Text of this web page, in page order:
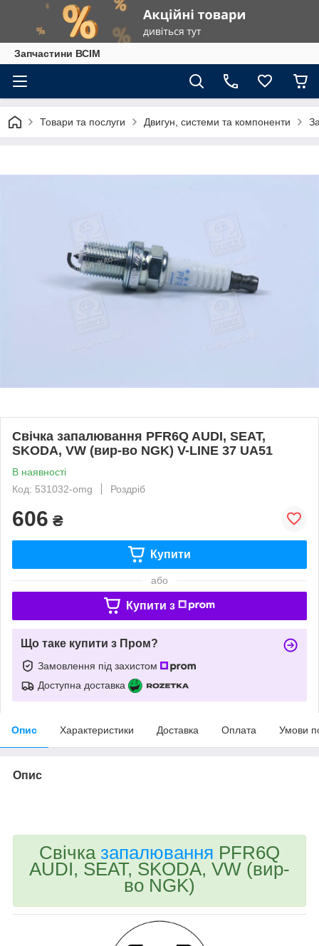
Запчастини ВСІМ
Товари та послуги Двигун, системи та компоненти
Свічка запалювання PFR6Q AUDI, SEAT,
SKODA, VW (вир-во NGK) V-LINE 37 UA51
В наявності
Код: 531032-omg
Роздріб
606 ₴
Купити
або
Купити з
Що таке купити з Пром?
Замовлення під захистом
Доступна доставка
Опис Характеристики Доставка Оплата Умови
Опис
Свічка запалювання PFR6Q
AUDI, SEAT, SKODA, VW (вир-
во NGK)